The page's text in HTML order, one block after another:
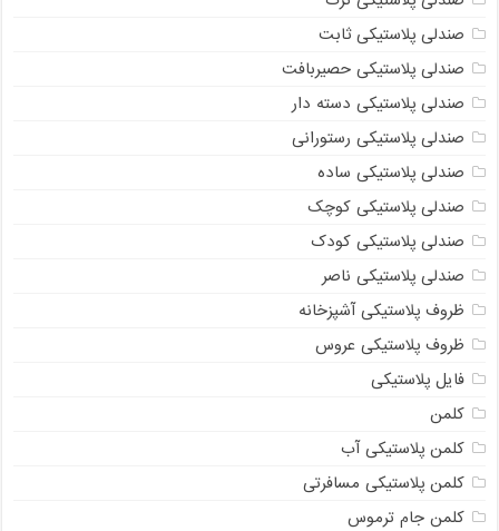
صندلی پلاستیکی ثابت
صندلی پلاستیکی حصیربافت
صندلی پلاستیکی دسته دار
صندلی پلاستیکی رستورانی
صندلی پلاستیکی ساده
صندلی پلاستیکی کوچک
صندلی پلاستیکی کودک
صندلی پلاستیکی ناصر
ظروف پلاستیکی آشپزخانه
ظروف پلاستیکی عروس
فایل پلاستیکی
کلمن
کلمن پلاستیکی آب
کلمن پلاستیکی مسافرتی
کلمن جام ترموس